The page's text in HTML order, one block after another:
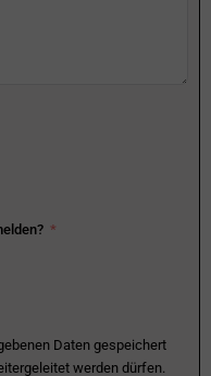
Daten gespeichert
werden dürfen.